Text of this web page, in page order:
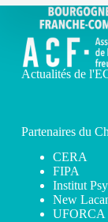
Actualités de
Partenaires du
CERA
FIPA
Institut
New
UFORCA